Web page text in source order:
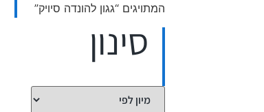
המתויגים “גגון להונדה סיויק”
סינון